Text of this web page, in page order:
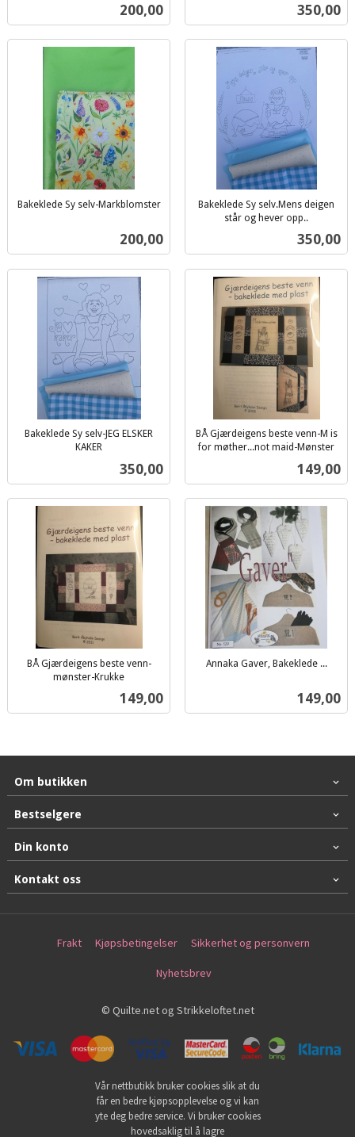
Pris
200,00 Pris
350,00
Bakeklede Sy selv-Markblomster
Pris
200,00
Bakeklede Sy selv.Mens deigen
står og hever opp..
Pris
350,00
Bakeklede Sy selv-JEG ELSKER
KAKER
Pris
350,00
BÅ Gjærdeigens beste venn-M is
for møther...not maid-Mønster
Pris
149,00
BÅ Gjærdeigens beste venn-
mønster-Krukke
Pris
149,00
Annaka Gaver, Bakeklede ...
Pris
149,00
Om butikken
Bestselgere
Din konto
Kontakt oss
Frakt Kjøpsbetingelser Sikkerhet og personvern
Nyhetsbrev
© Quilte.net og Strikkeloftet.net
Vår nettbutikk bruker cookies slik at du
får en bedre kjøpsopplevelse og vi kan
yte deg bedre service. Vi bruker cookies
hovedsaklig til å lagre